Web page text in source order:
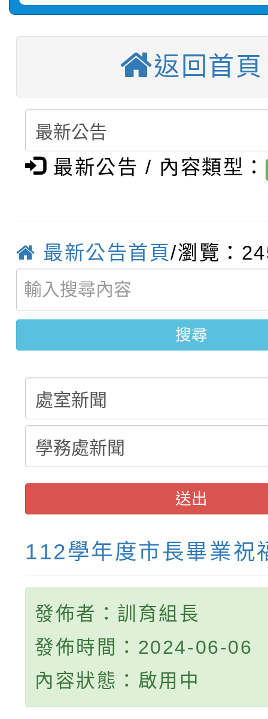
學年度第1學期第7次代
結果(第11招)
【甄選結果(第3招)】
學年度第1學期第9次
【甄選結果(第4招)】
結果(第4招)
學年度第1學期第7次代
結果(第12招)
轉知：桃園市115學年
賽及師生本土語及新住
轉知：「桃園市115學
轉知：「115年金融知
城市手牽手，綠能透明
畫影片一案
轉知：「115學年度全
劇比賽實施要點」及修
表
轉知：桃園市115年度
敬師藝文競賽』實施計
【甄選結果(第11招)】
學年度第1學期第7次代
結果(第11招)
【甄選結果(第3招)】
學年度第1學期第9次代
結果(第3招)
返回首頁
最新公告 / 內容類型：
最新公告首頁/瀏覽：
搜尋
送出
112學年度市長畢業祝
發佈者：訓育組長
發佈時間：2024-06-06
內容狀態：啟用中